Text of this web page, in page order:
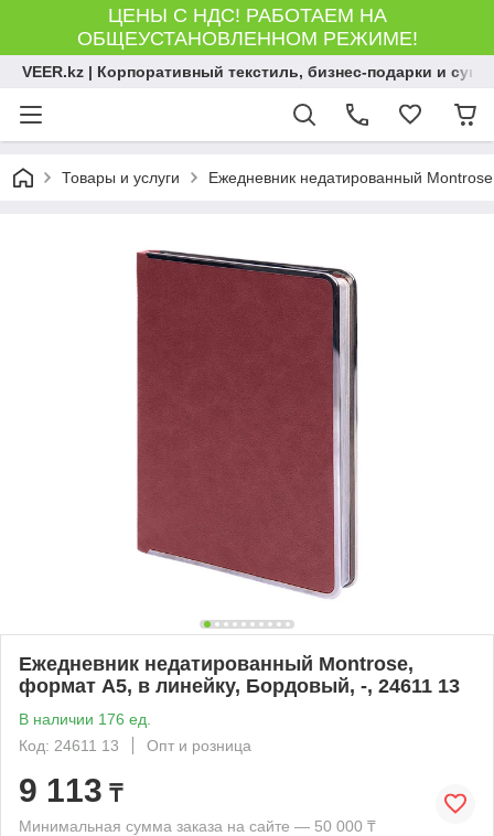
ЦЕНЫ С НДС! РАБОТАЕМ НА
ОБЩЕУСТАНОВЛЕННОМ РЕЖИМЕ!
VEER.kz | Корпоративный текстиль, бизнес-подарки и
Товары и услуги Ежедневник недатированный
Ежедневник недатированный Montrose,
формат А5, в линейку, Бордовый, -, 24611 13
В наличии 176 ед.
Код: 24611 13
Опт и розница
9 113 ₸
Минимальная сумма заказа на сайте — 50 000 ₸